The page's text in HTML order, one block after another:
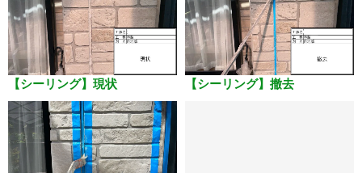
【シーリング】現状 【シーリング】撤去